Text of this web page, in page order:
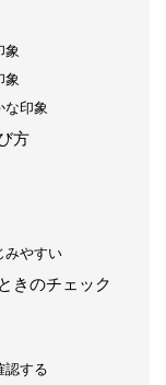
象
象
な印象
方
みやすい
きのチェック
認する